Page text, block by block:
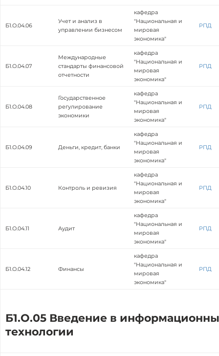
Б1.О.04.06
Учет и анализ в
управлении бизнесом
кафедра
"Национальная и
мировая
экономика"
РПД
Б1.О.04.07
Международные
стандарты финансовой
отчетности
кафедра
"Национальная и
мировая
экономика"
РПД
Б1.О.04.08
Государственное
регулирование
экономики
кафедра
"Национальная и
мировая
экономика"
РПД
Б1.О.04.09 Деньги, кредит, банки
кафедра
"Национальная и
мировая
экономика"
РПД
Б1.О.04.10 Контроль и ревизия
кафедра
"Национальная и
мировая
экономика"
РПД
Б1.О.04.11 Аудит
кафедра
"Национальная и
мировая
экономика"
РПД
Б1.О.04.12 Финансы
кафедра
"Национальная и
мировая
экономика"
РПД
Б1.О.05 Введение в
технологии